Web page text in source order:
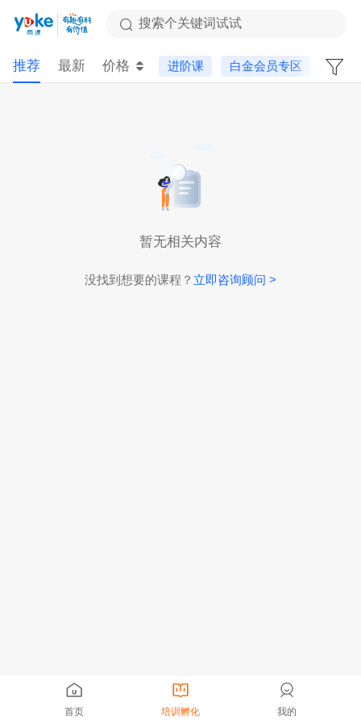
搜索个关键词试试
推荐 最新 价格 进阶课 白金会员专区 选品
暂无相关内容
没找到想要的课程？ 立即咨询顾问 >
首页 培训孵化 我的